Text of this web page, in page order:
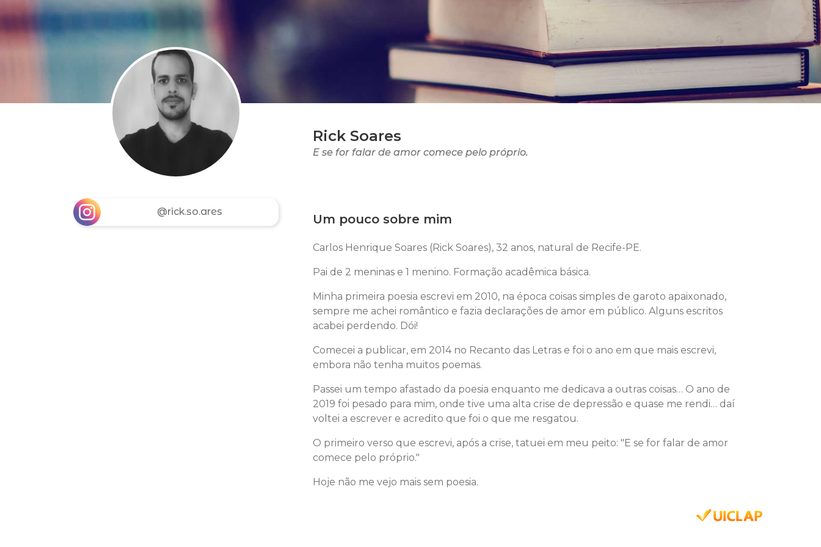
@rick.so.ares
Rick Soares
E se for falar de amor comece pelo próprio.
Um pouco sobre mim
Carlos Henrique Soares (Rick Soares), 32 anos, natural de Recife-PE.
Pai de 2 meninas e 1 menino. Formação acadêmica básica.
Minha primeira poesia escrevi em 2010, na época coisas simples de garoto apaixonado,
sempre me achei romântico e fazia declarações de amor em público. Alguns escritos
acabei perdendo. Dói!
Comecei a publicar, em 2014 no Recanto das Letras e foi o ano em que mais escrevi,
embora não tenha muitos poemas.
Passei um tempo afastado da poesia enquanto me dedicava a outras coisas… O ano de
2019 foi pesado para mim, onde tive uma alta crise de depressão e quase me rendi… daí
voltei a escrever e acredito que foi o que me resgatou.
O primeiro verso que escrevi, após a crise, tatuei em meu peito: "E se for falar de amor
comece pelo próprio."
Hoje não me vejo mais sem poesia.